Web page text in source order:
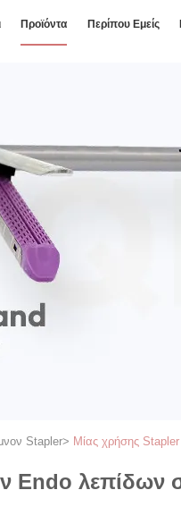
Προϊόντα Περίπου Εμείς
Stapler> Μίας χρήσης
Endo λεπίδων